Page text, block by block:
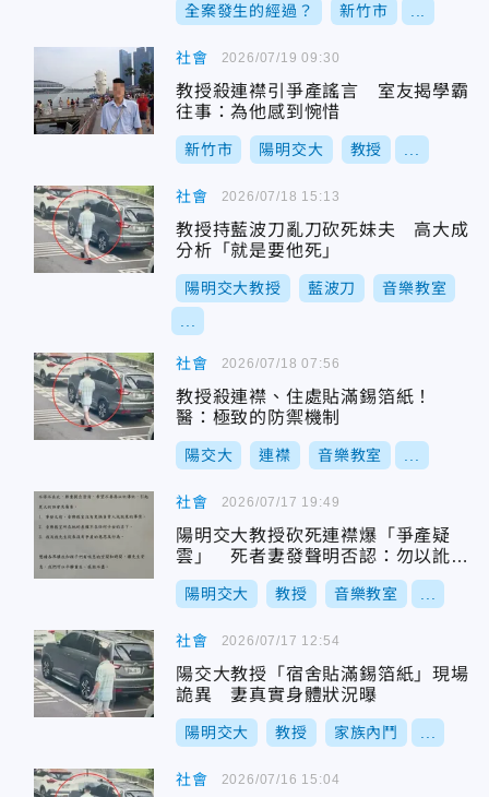
全案發生的經過？ 新竹市
社會
教授殺連襟引爭產謠言 室友揭學霸
往事：為他感到惋惜
新竹市 陽明交大 教授
2026/07/19 09:30
社會
教授持藍波刀亂刀砍死妹夫 高大成
分析「就是要他死」
陽明交大教授 藍波刀 音樂教室
2026/07/18 15:13
社會
教授殺連襟、住處貼滿錫箔紙！
醫：極致的防禦機制
陽交大 連襟 音樂教室
2026/07/18 07:56
社會
陽明交大教授砍死連襟爆「爭產疑
雲」 死者妻發聲明否認：勿以訛傳
訛！
陽明交大 教授 音樂教室
2026/07/17 19:49
社會
陽交大教授「宿舍貼滿錫箔紙」現場
詭異 妻真實身體狀況曝
陽明交大 教授 家族內鬥
2026/07/17 12:54
社會 2026/07/16 15:04